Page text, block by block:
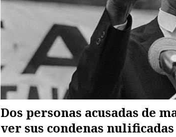
Dos personas acusadas de
ver sus condenas nulificadas